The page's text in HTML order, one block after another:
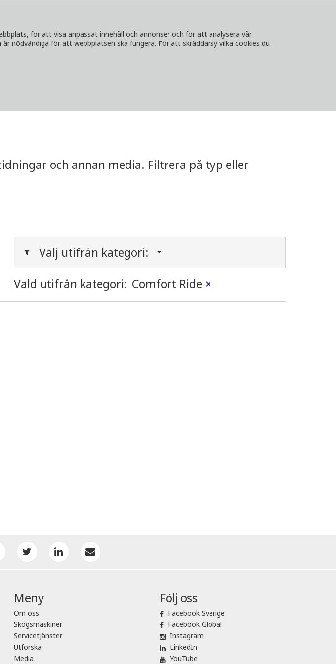
för att visa anpassat innehåll och annonser och för att analysera vår
nödvändiga för att webbplatsen ska fungera. För att skräddarsy vilka cookies du
och annan media. Filtrera på typ eller
Välj utifrån kategori:
Vald utifrån kategori: Comfort Ride ×
Meny
Om oss
Skogsmaskiner
Servicetjänster
Utforska
Media
Följ oss
Facebook Sverige
Facebook Global
Instagram
LinkedIn
YouTube